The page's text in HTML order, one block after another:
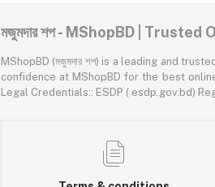
মজুমদার শপ - MShopBD |
MShopBD (মজুমদার শপ) is a leading and trusted
confidence at MShopBD for the best online
Legal Credentials:: ESDP ( esdp.gov.bd)